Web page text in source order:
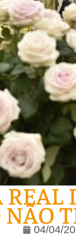
REAL
NÃO
04/04/